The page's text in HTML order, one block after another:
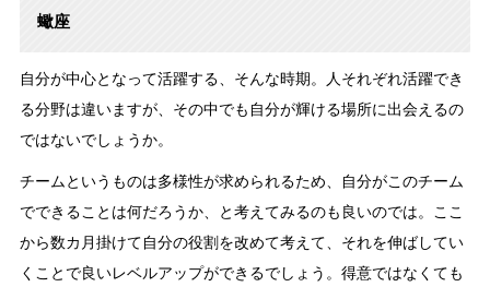
蠍座
自分が中心となって活躍する、そんな時期。人それぞれ活躍でき
る分野は違いますが、その中でも自分が輝ける場所に出会えるの
ではないでしょうか。
チームというものは多様性が求められるため、自分がこのチーム
でできることは何だろうか、と考えてみるのも良いのでは。ここ
から数カ月掛けて自分の役割を改めて考えて、それを伸ばしてい
くことで良いレベルアップができるでしょう。得意ではなくても